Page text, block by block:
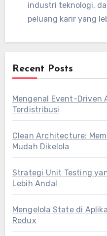
industri teknologi,
peluang karir yang
Recent Posts
Mengenal Event-Driven
Terdistribusi
Clean Architecture:
Mudah Dikelola
Strategi Unit Testing
Lebih Andal
Mengelola State di
Redux